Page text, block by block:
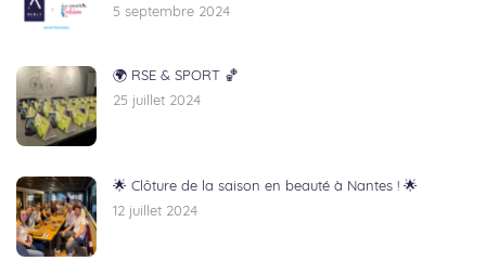
5 septembre 2024
🌍 RSE & SPORT 🏀
25 juillet 2024
🌟 Clôture de la saison en beauté à Nantes ! 🌟
12 juillet 2024